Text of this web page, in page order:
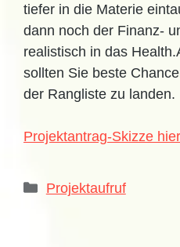
tiefer in die Materie
dann noch der Finanz-
realistisch in das
sollten Sie beste
der Rangliste zu landen.
Projektantrag-Skizze
Projektaufruf